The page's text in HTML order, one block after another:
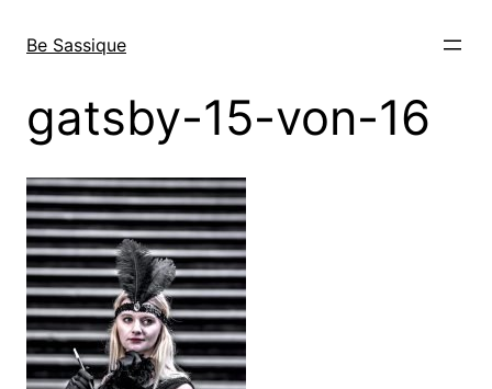
zumBe Sassique
gatsby-15-von-16